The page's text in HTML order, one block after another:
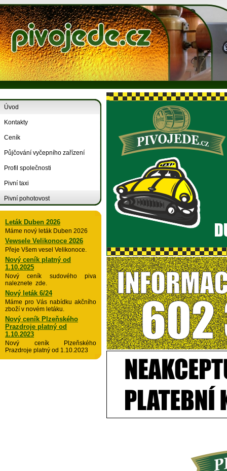
Úvod
Kontakty
Ceník
Půjčování vyčepního zařízení
Profil společnosti
Pivní taxi
Pivní pohotovost
Leták Duben 2026
Máme nový leták Duben 2026
Vewsele Velikonoce 2026
Přeje Všem vesel Velikonoce.
Nový ceník platný od
1.10.2025
Nový ceník sudového piva
naleznete zde.
Nový leták 6/24
Máme pro Vás nabídku akčního
zboží v novém letáku.
Nový ceník Plzeňského
Prazdroje platný od
1.10.2023
Nový ceník Plzeňského
Prazdroje platný od 1.10.2023